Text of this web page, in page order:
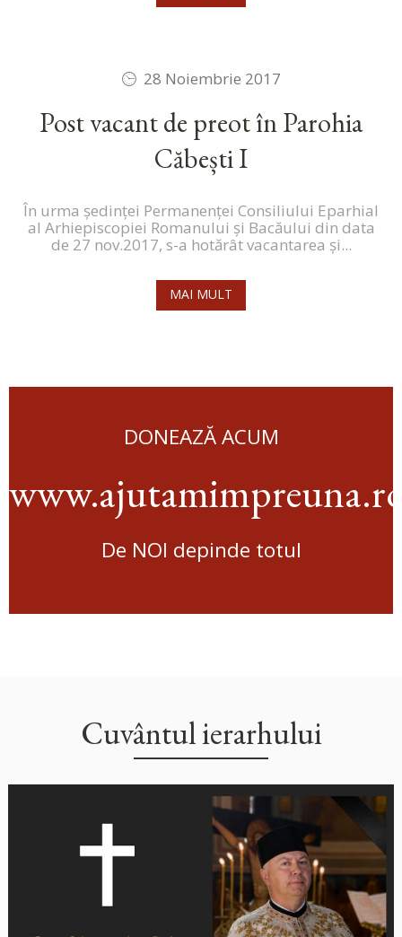
28 Noiembrie 2017
Post vacant de preot în Parohia
Căbești I
În urma ședinței Permanenței Consiliului Eparhial
al Arhiepiscopiei Romanului și Bacăului din data
de 27 nov.2017, s-a hotărât vacantarea și...
MAI MULT
DONEAZĂ ACUM
De NOI depinde totul
Cuvântul ierarhului